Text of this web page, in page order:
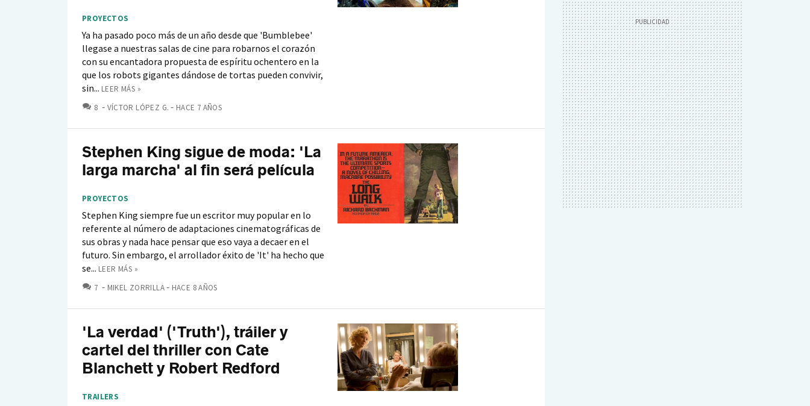
PROYECTOS
Ya ha pasado poco más de un año desde que 'Bumblebee'
llegase a nuestras salas de cine para robarnos el corazón
con su encantadora propuesta de espíritu ochentero en la
que los robots gigantes dándose de tortas pueden convivir,
sin... LEER MÁS »
8 COMENTARIOS
VÍCTOR LÓPEZ G. HACE 7 AÑOS
Stephen King sigue de moda: 'La
larga marcha' al fin será película
PROYECTOS
Stephen King siempre fue un escritor muy popular en lo
referente al número de adaptaciones cinematográficas de
sus obras y nada hace pensar que eso vaya a decaer en el
futuro. Sin embargo, el arrollador éxito de 'It' ha hecho que
se... LEER MÁS »
7 COMENTARIOS
MIKEL ZORRILLA HACE 8 AÑOS
'La verdad' ('Truth'), tráiler y
cartel del thriller con Cate
Blanchett y Robert Redford
TRAILERS